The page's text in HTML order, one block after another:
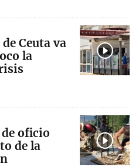
Ceuta va
la
oficio
de la